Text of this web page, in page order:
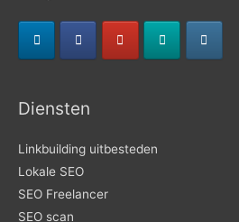
Diensten
Linkbuilding uitbesteden
Lokale SEO
SEO Freelancer
SEO scan